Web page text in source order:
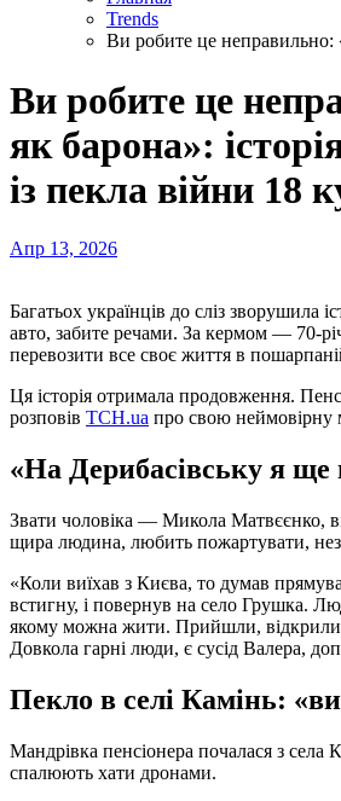
Trends
Ви робите це неправильно:
Ви робите це
як барона»:
із пекла війни 18
Апр 13, 2026
Багатьох українців до сліз зворушила
авто, забите речами. За кермом — 70-
перевозити все своє життя в
Ця історія отримала продовження.
розповів ТСН.ua про свою неймовірну
«На Дерибасівську я ще
Звати чоловіка — Микола Матвєєнко,
щира людина, любить пожартувати,
«Коли виїхав з Києва, то думав
встигну, і повернув на село Грушка.
якому можна жити. Прийшли, відкрили,
Довкола гарні люди, є сусід Валера,
Пекло в селі Камінь:
Мандрівка пенсіонера почалася з села
спалюють хати дронами.